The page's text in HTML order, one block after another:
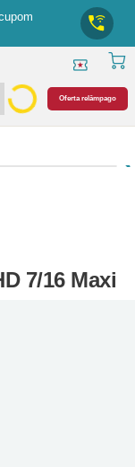
Oferta relâmpago
7/16 Maxi